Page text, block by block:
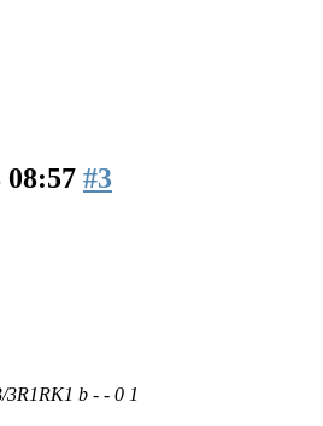
08:57 #3
b - - 0 1